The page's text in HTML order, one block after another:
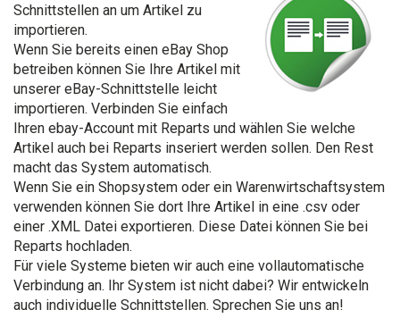
Schnittstellen an um Artikel zu
importieren.
Wenn Sie bereits einen eBay Shop
betreiben können Sie Ihre Artikel mit
unserer eBay-Schnittstelle leicht
importieren. Verbinden Sie einfach
Ihren ebay-Account mit Reparts und wählen Sie welche
Artikel auch bei Reparts inseriert werden sollen. Den Rest
macht das System automatisch.
Wenn Sie ein Shopsystem oder ein Warenwirtschaftsystem
verwenden können Sie dort Ihre Artikel in eine .csv oder
einer .XML Datei exportieren. Diese Datei können Sie bei
Reparts hochladen.
Für viele Systeme bieten wir auch eine vollautomatische
Verbindung an. Ihr System ist nicht dabei? Wir entwickeln
auch individuelle Schnittstellen. Sprechen Sie uns an!